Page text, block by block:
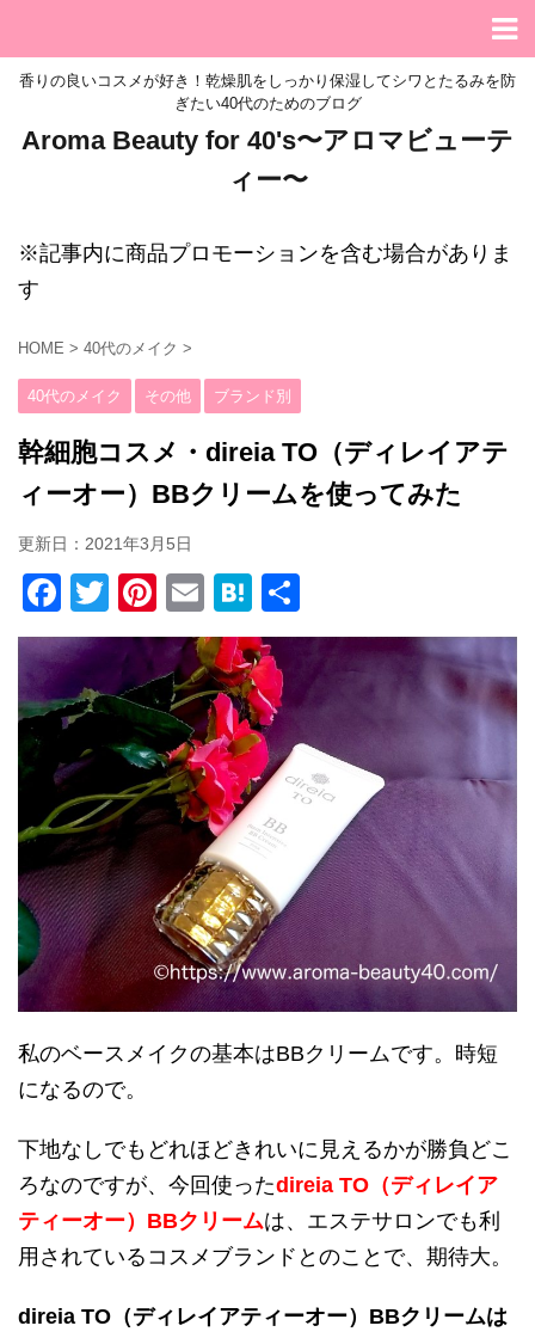
香りの良いコスメが好き！乾燥肌をしっかり保湿してシワとたるみを防
ぎたい40代のためのブログ
Aroma Beauty for 40's〜アロマビューテ
ィー〜
※記事内に商品プロモーションを含む場合がありま
す
HOME > 40代のメイク >
40代のメイク その他 ブランド別
幹細胞コスメ・direia TO（ディレイアテ
ィーオー）BBクリームを使ってみた
更新日： 2021年3月5日
F
a
c
e
b
o
o
k
T
wi
tt
er
Pi
nt
er
e
st
E
m
ail
H
at
e
n
a
有
私のベースメイクの基本はBBクリームです。時短
になるので。
下地なしでもどれほどきれいに見えるかが勝負どこ
ろなのですが、今回使ったdireia TO（ディレイア
ティーオー）BBクリームは、エステサロンでも利
用されているコスメブランドとのことで、期待大。
direia TO（ディレイアティーオー）BBクリームは